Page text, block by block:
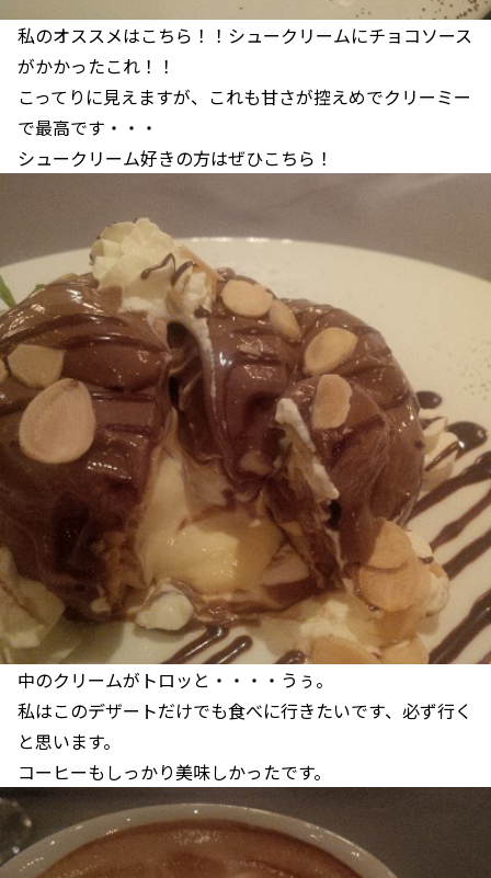
私のオススメはこちら！！シュークリームにチョコソース
がかかったこれ！！
こってりに見えますが、これも甘さが控えめでクリーミー
で最高です・・・
シュークリーム好きの方はぜひこちら！
中のクリームがトロッと・・・・うぅ。
私はこのデザートだけでも食べに行きたいです、必ず行く
と思います。
コーヒーもしっかり美味しかったです。